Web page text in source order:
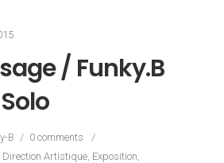
/ Funky.B
B / 0 comments
/
Direction Artistique, Exposition,